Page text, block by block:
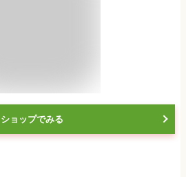
ショップでみる